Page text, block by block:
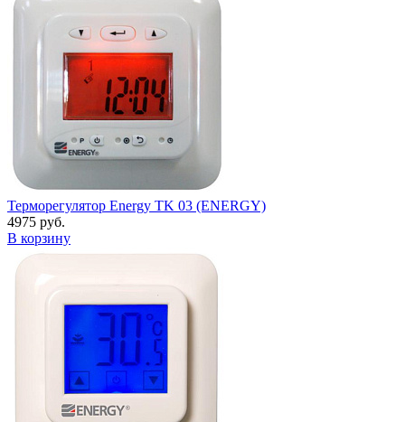
Терморегулятор Energy TK 03 (ENERGY)
4975 руб.
В корзину